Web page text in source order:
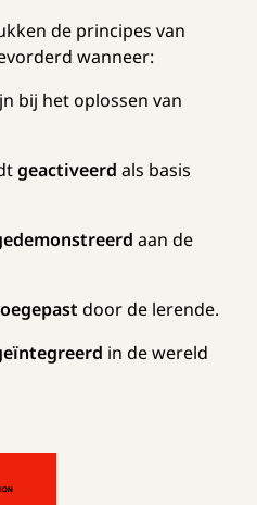
de principes van
wanneer:
bij het oplossen van
geactiveerdals basis
aan de
door de lerende.
in de wereld